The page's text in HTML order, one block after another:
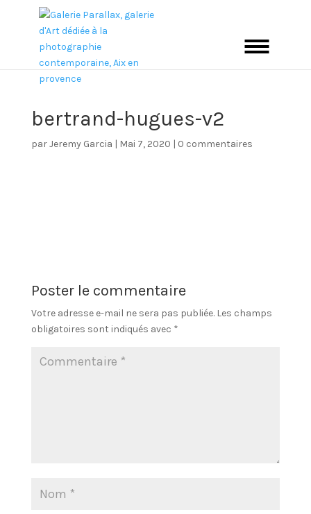
bertrand-hugues-v2
parJeremy Garcia | Mai 7, 2020 | 0 commentaires
Poster le commentaire
Votre adresse e-mail ne sera pas publiée. Les champs
obligatoires sont indiqués avec *